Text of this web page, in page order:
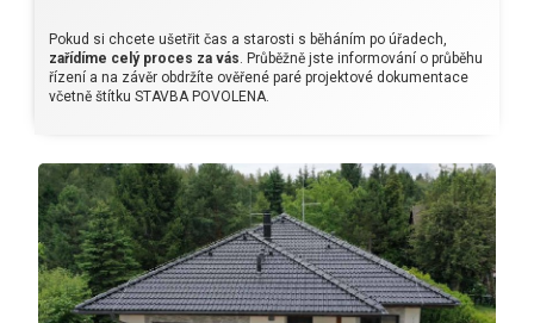
Pokud si chcete ušetřit čas a starosti s běháním po úřadech,
zařídíme celý proces za vás. Průběžně jste informování o průběhu
řízení a na závěr obdržíte ověřené paré projektové dokumentace
včetně štítku STAVBA POVOLENA.